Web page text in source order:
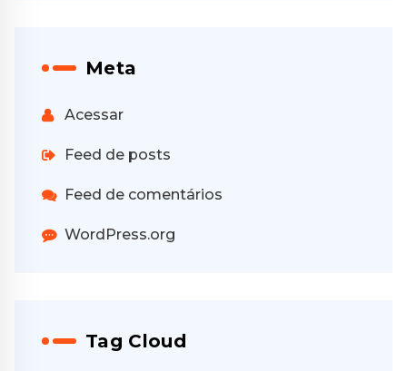
Meta
Acessar
Feed de posts
Feed de comentários
WordPress.org
Tag Cloud